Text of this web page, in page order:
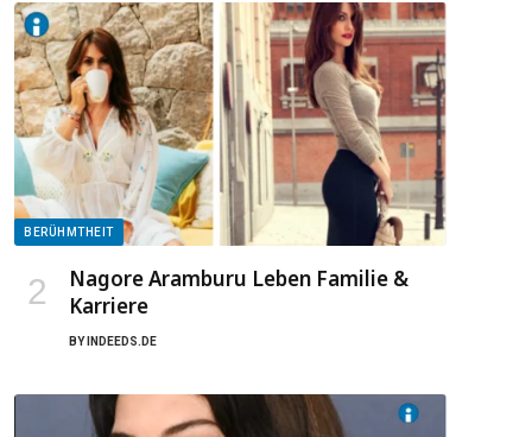
BERÜHMTHEIT
Nagore Aramburu Leben Familie &
Karriere
BY INDEEDS.DE